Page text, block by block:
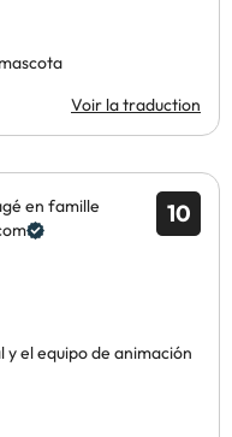
Voir la traduction
10
en famille
el equipo de animación